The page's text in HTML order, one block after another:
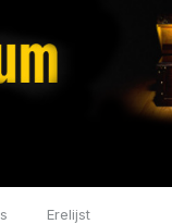
Erelijst